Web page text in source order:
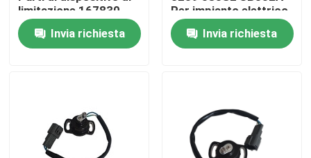
Contattici
Notizie
Parti della batteria del carrello elevatore
limitazione 167830
Invia richiesta
Per impianto elettrico
Invia richiesta